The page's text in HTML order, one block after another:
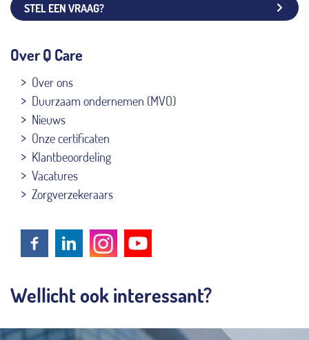
STEL EEN VRAAG?
Over Q Care
Over ons
Duurzaam ondernemen (MVO)
Nieuws
Onze certificaten
Klantbeoordeling
Vacatures
Zorgverzekeraars
Wellicht ook interessant?